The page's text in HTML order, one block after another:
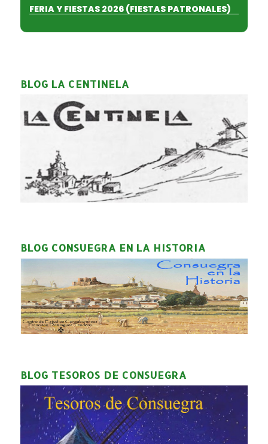
FERIA Y FIESTAS 2026 (FIESTAS PATRONALES)
BLOG LA CENTINELA
BLOG CONSUEGRA EN LA HISTORIA
BLOG TESOROS DE CONSUEGRA